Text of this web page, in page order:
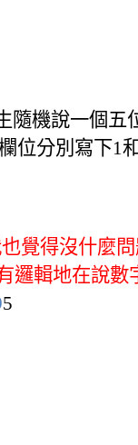
隨機說一個
位分別寫下1和
覺得沒什麼
邏輯地在說數
5